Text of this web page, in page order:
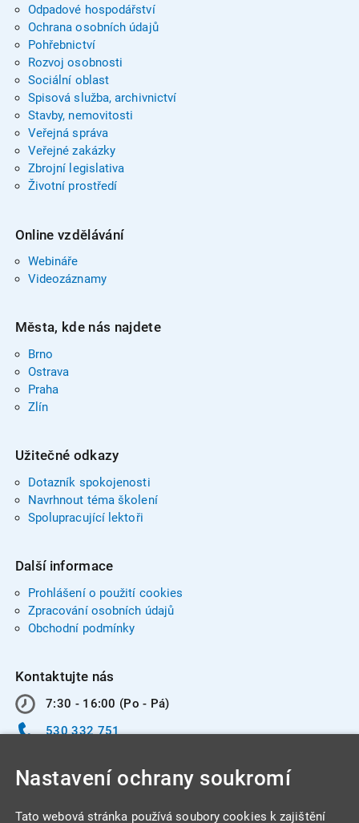
Odpadové hospodářství
Ochrana osobních údajů
Pohřebnictví
Rozvoj osobnosti
Sociální oblast
Spisová služba, archivnictví
Stavby, nemovitosti
Veřejná správa
Veřejné zakázky
Zbrojní legislativa
Životní prostředí
Online vzdělávání
Webináře
Videozáznamy
Města, kde nás najdete
Brno
Ostrava
Praha
Zlín
Užitečné odkazy
Dotazník spokojenosti
Navrhnout téma školení
Spolupracující lektoři
Další informace
Prohlášení o použití cookies
Zpracování osobních údajů
Obchodní podmínky
Kontaktujte nás
7:30 - 16:00 (Po - Pá)
530 332 751
Nastavení ochrany soukromí
Tato webová stránka používá soubory cookies k zajištění